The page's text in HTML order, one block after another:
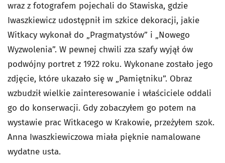
wraz z fotografem pojechali do Stawiska, gdzie
Iwaszkiewicz udostępnił im szkice dekoracji, jakie
Witkacy wykonał do „Pragmatystów” i „Nowego
Wyzwolenia”. W pewnej chwili zza szafy wyjął ów
podwójny portret z 1922 roku. Wykonane zostało jego
zdjęcie, które ukazało się w „Pamiętniku”. Obraz
wzbudził wielkie zainteresowanie i właściciele oddali
go do konserwacji. Gdy zobaczyłem go potem na
wystawie prac Witkacego w Krakowie, przeżyłem szok.
Anna Iwaszkiewiczowa miała pięknie namalowane
wydatne usta.